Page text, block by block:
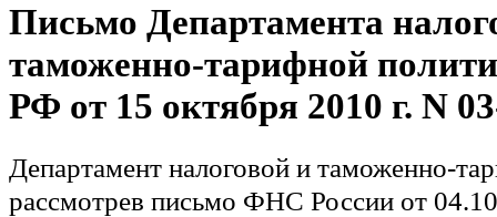
Письмо Департамента
таможенно-тарифной
РФ от 15 октября 2010 г. N
Департамент налоговой и таможенно-
рассмотрев письмо ФНС России от